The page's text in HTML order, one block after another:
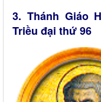
3. Thánh Giáo
Triều đại thứ 96